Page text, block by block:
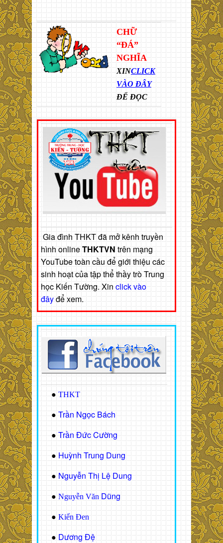
CHỮ
“ĐÁ”
NGHĨA
XINCLICK
VÀO ĐÂY
ĐỂ ĐỌC
Gia đình THKT đã mở kênh truyền
hình onlineTHKTVN trên mạng
YouTube toàn cầu để giới thiệu các
sinh hoạt của tập thể thầy trò Trung
học Kiến Tường. Xin click vào
đâyđể xem.
● THKT
● Trần Ngọc Bách
● Trần Đức Cường
● Huỳnh Trung Dung
● Nguyễn Thị Lệ Dung
● Nguyễn Văn Dũng
● Kiến Đen
● Dương Đệ